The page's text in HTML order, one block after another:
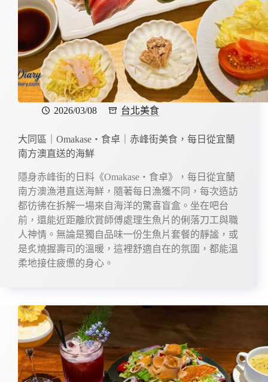
2026/03/08 台北美食
大同區｜Omakase・食卓｜赤峰街美食，每日從宜蘭
南方澳直送的海鮮
隱身赤峰街的日料《Omakase・食卓》，每日從宜蘭
南方澳漁港直送海鮮，隨著每日漁獲不同，每次造訪
都彷彿在拆解一場來自海洋的驚喜盲盒。坐在吧台
前，還能近距離欣賞師傅處理生魚片的俐落刀工與職
人神情。無論是獨自品味一份生魚片套餐的靜謐，或
是炙燒握壽司的溫暖，這裡舒適自在的氛圍，都能溫
柔地接住疲憊的身心。